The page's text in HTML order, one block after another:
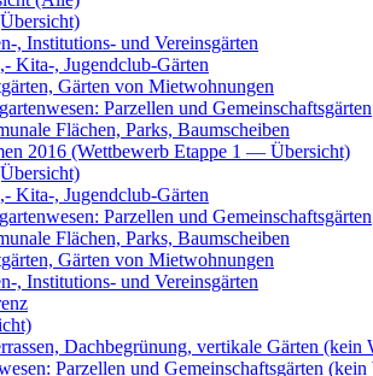
, Institutions- und Vereinsgärten
Kita-, Jugendclub-Gärten
Gärten von Mietwohnungen
Parzellen und Gemeinschaftsgärten
Flächen, Parks, Baumscheiben
2016 (Wettbewerb Etappe 1 — Übersicht)
Kita-, Jugendclub-Gärten
Parzellen und Gemeinschaftsgärten
Flächen, Parks, Baumscheiben
Gärten von Mietwohnungen
, Institutions- und Vereinsgärten
Dachbegrünung, vertikale Gärten (kein
Parzellen und Gemeinschaftsgärten